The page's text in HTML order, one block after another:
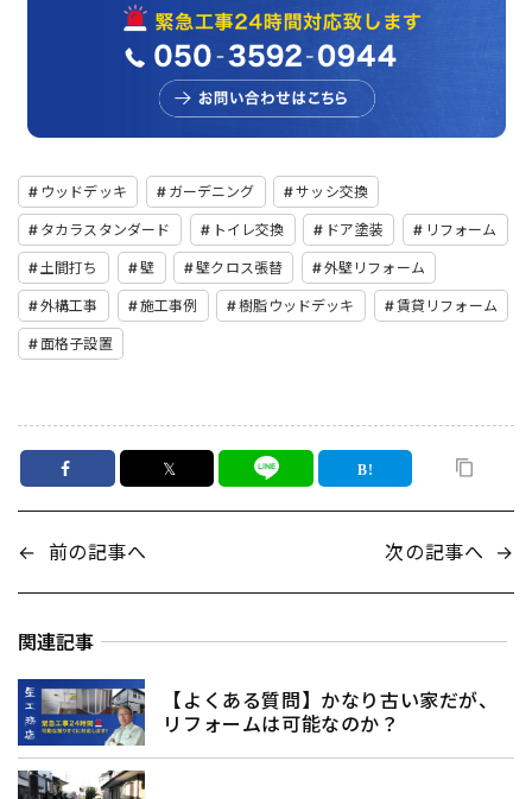
ウッドデッキ ガーデニング サッシ交換
タカラスタンダード トイレ交換 ドア塗装 リフォーム
土間打ち 壁 壁クロス張替 外壁リフォーム
外構工事 施工事例 樹脂ウッドデッキ 賃貸リフォーム
面格子設置
𝕏
← 前の記事へ 次の記事へ →
関連記事
【よくある質問】かなり古い家だが、
リフォームは可能なのか？